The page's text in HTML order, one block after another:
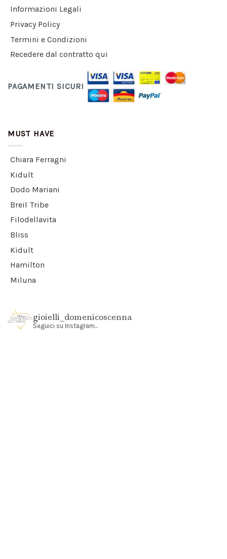
Informazioni Legali
Privacy Policy
Termini e Condizioni
Recedere dal contratto qui
PAGAMENTI SICURI
MUST HAVE
Chiara Ferragni
Kidult
Dodo Mariani
Breil Tribe
Filodellavita
Bliss
Kidult
Hamilton
Miluna
gioielli_domenicoscenna
Seguici su Instagram...